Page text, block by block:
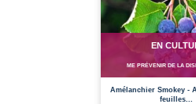
EN
ME PRÉVENIR DE LA
Amélanchier Smokey -
feuilles...